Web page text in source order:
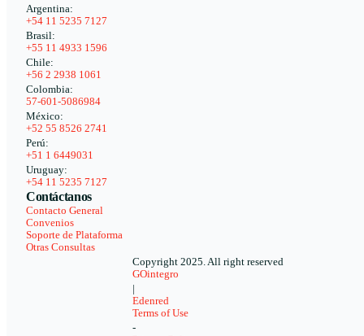
Argentina:
+54 11 5235 7127
Brasil:
+55 11 4933 1596
Chile:
+56 2 2938 1061
Colombia:
57-601-5086984
México:
+52 55 8526 2741
Perú:
+51 1 6449031
Uruguay:
+54 11 5235 7127
Contáctanos
Contacto General
Convenios
Soporte de Plataforma
Otras Consultas
Copyright 2025. All right reserved
GOintegro
Edenred
Terms of Use
-